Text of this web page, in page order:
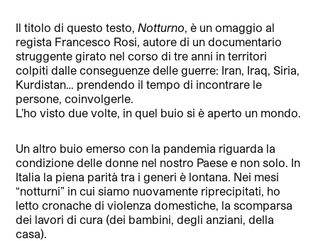
Il titolo di questo testo,Notturno, è un omaggio al
regista Francesco Rosi, autore di un documentario
struggente girato nel corso di tre anni in territori
colpiti dalle conseguenze delle guerre: Iran, Iraq, Siria,
Kurdistan… prendendo il tempo di incontrare le
persone, coinvolgerle.
L’ho visto due volte, in quel buio si è aperto un mondo.
Un altro buio emerso con la pandemia riguarda la
condizione delle donne nel nostro Paese e non solo. In
Italia la piena parità tra i generi è lontana. Nei mesi
“notturni” in cui siamo nuovamente riprecipitati, ho
letto cronache di violenza domestiche, la scomparsa
dei lavori di cura (dei bambini, degli anziani, della
casa).